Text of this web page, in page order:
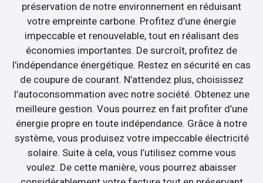
préservation de notre environnement en réduisant
votre empreinte carbone. Profitez d’une énergie
impeccable et renouvelable, tout en réalisant des
économies importantes. De surcroît, profitez de
l’indépendance énergétique. Restez en sécurité en cas
de coupure de courant. N’attendez plus, choisissez
l’autoconsommation avec notre société. Obtenez une
meilleure gestion. Vous pourrez en fait profiter d’une
énergie propre en toute indépendance. Grâce à notre
système, vous produisez votre impeccable électricité
solaire. Suite à cela, vous l’utilisez comme vous
voulez. De cette manière, vous pourrez abaisser